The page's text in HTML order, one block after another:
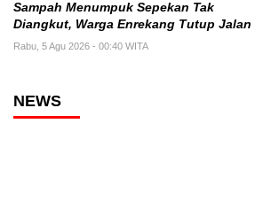
Sampah Menumpuk Sepekan Tak
Diangkut, Warga Enrekang Tutup Jalan
Rabu, 5 Agu 2026 - 00:40 WITA
NEWS